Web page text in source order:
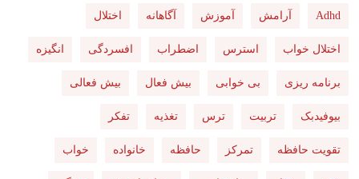
Adhd آرامش آموزش آگاهانه اختلال
اختلال خواب استرس اضطراب افسردگی انگیزه
برنامه ریزی بی خوابی بیش فعال بیش فعالی
بیوفیدبک تربیت ترس تغذیه تفکر
تقویت حافظه تمرکز حافظه خانواده خواب